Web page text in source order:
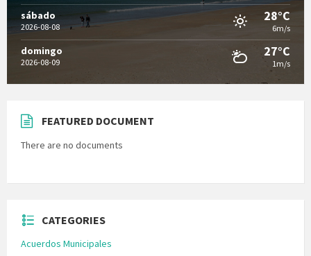
sábado
2026-08-08
28°C
6m/s
domingo
2026-08-09
27°C
1m/s
FEATURED DOCUMENT
There are no documents
CATEGORIES
Acuerdos Municipales